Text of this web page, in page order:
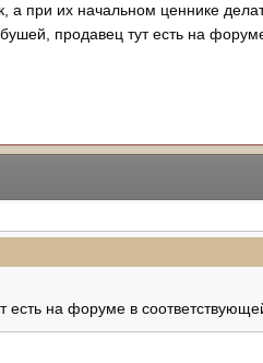
а при их начальном ценнике
продавец тут есть на
есть на форуме в